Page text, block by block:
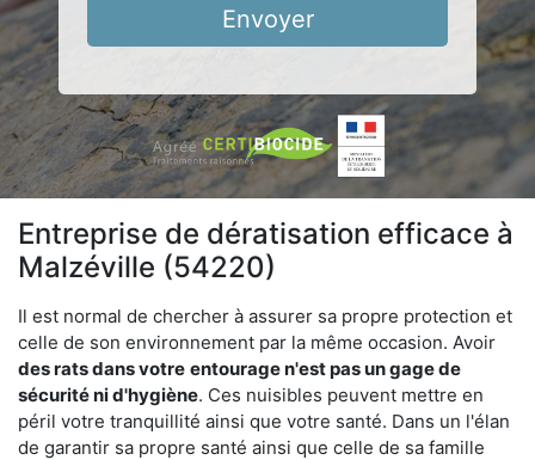
Envoyer
Entreprise de dératisation efficace à
Malzéville (54220)
Il est normal de chercher à assurer sa propre protection et
celle de son environnement par la même occasion. Avoir
des rats dans votre entourage n'est pas un gage de
sécurité ni d'hygiène. Ces nuisibles peuvent mettre en
péril votre tranquillité ainsi que votre santé. Dans un l'élan
de garantir sa propre santé ainsi que celle de sa famille